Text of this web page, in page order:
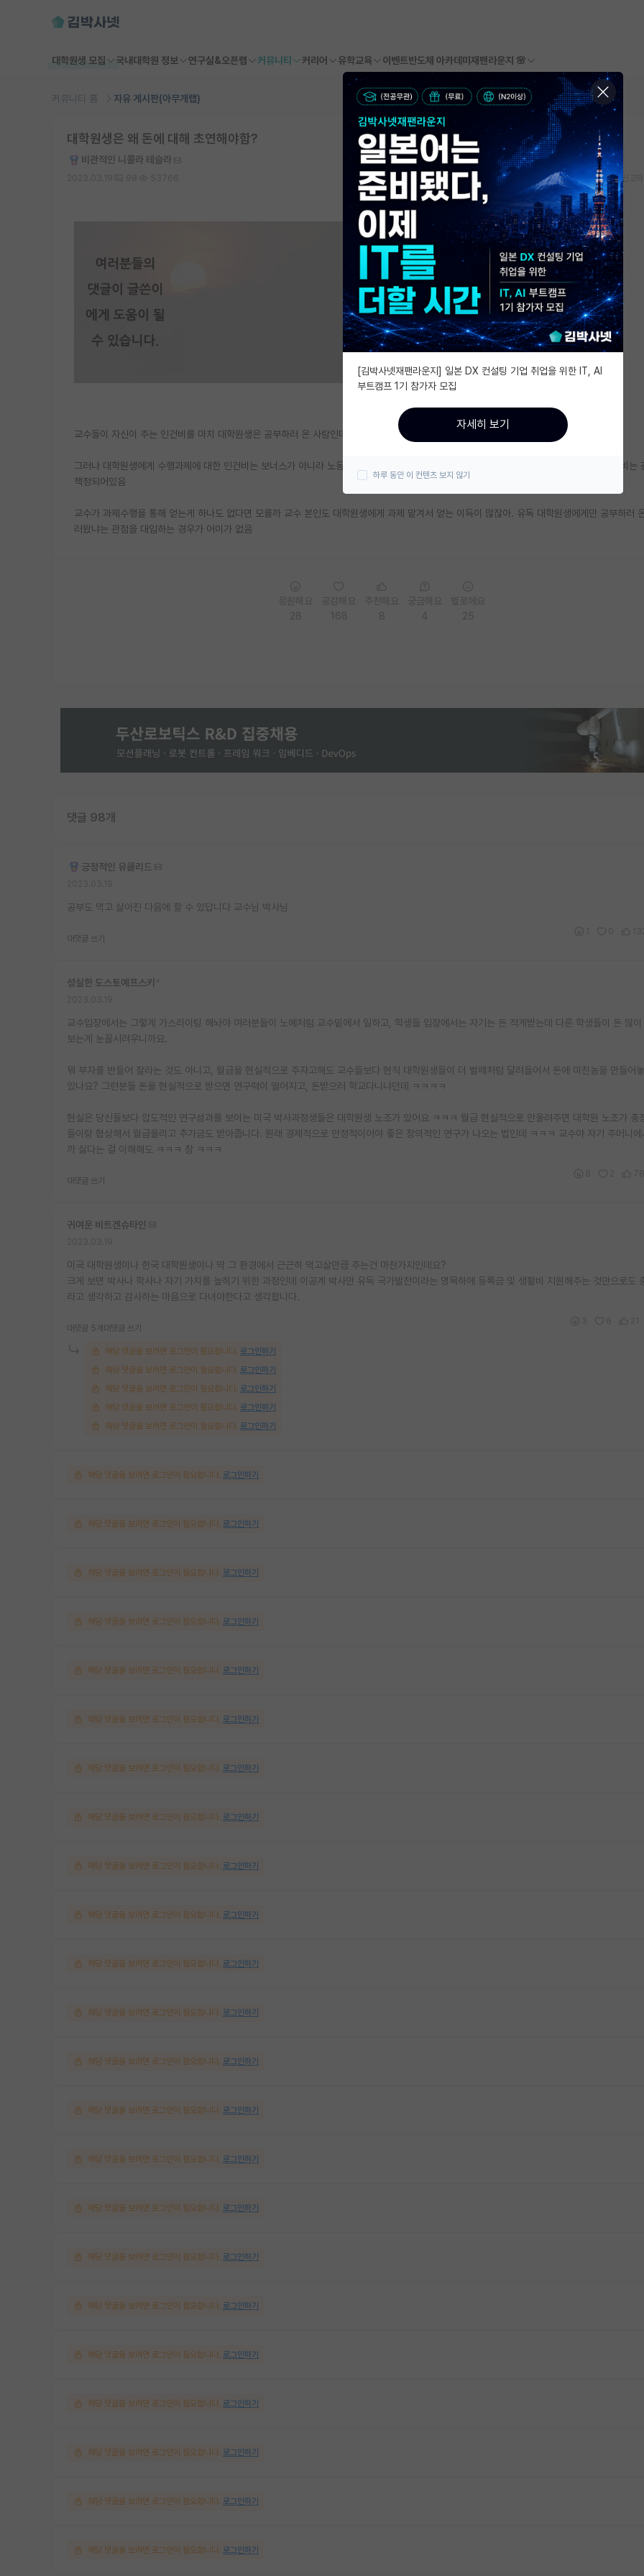
대학원생 모집 국내대학원 정보 연구실&오픈랩 커뮤니티 커리어 유학교육 이벤트반도체 아카데미 재팬라운지 🌸
커뮤니티 홈 자유 게시판(아무개랩)
대학원생은 왜 돈에 대해 초연해야함?
비관적인 니콜라 테슬라
스크랩 신고
교수들이 자신이 주는 인건비를 마치 대학원생은 공부하러 온 사람인데도 지급해주는 보너스같은 개념으로 생각하는 사람이 은근 많은 것 같음
그러나 대학원생에게 수행과제에 대한 인건비는 보너스가 아니라 노동의 대가로 당연히 받아야할 돈이고, 심지어 대학원생이라는 이유로 인건비는
책정되어있음
교수가 과제수행을 통해 얻는게 하나도 없다면 모를까 교수 본인도 대학원생에게 과제 맡겨서 얻는 이득이 많잖아. 유독 대학원생에게만 공부하러
러왔냐는 관점을 대입하는 경우가 어이가 없음
댓글 98개
긍정적인 유클리드
공부도 먹고 살아진 다음에 할 수 있답니다 교수님 박사님
대댓글 쓰기
성실한 도스토예프스키
교수입장에서는 그렇게 가스라이팅 해놔야 여러분들이 노예처럼 교수밑에서 일하고, 학생들 입장에서는 자기는 돈 적게받는데 다른 학생들이 돈 많
보는게 눈꼴시려우니까요.
뭐 부자를 반들어 잘라는 것도 아니고, 월급을 현실적으로 주자고해도 교수들보다 현직 대학원생들이 더 벌떼처럼 달려들어서 돈에 미친놈을 만들어
있나요? 그런분들 돈을 현실적으로 받으면 연구력이 떨어지고, 돈받으러 학교다니냐던데 ㅋㅋㅋㅋ
현실은 당신들보다 압도적인 연구성과를 보이는 미국 박사과정생들은 대학원생 노조가 있어요 ㅋㅋㅋ 월급 현실적으로 안올려주면 대학원 노조가 총
들이랑 협상해서 월급올리고 추가금도 받아줍니다. 원래 경제적으로 안정적이어야 좋은 창의적인 연구가 나오는 법인데 ㅋㅋㅋ 교수야 자기 주머니
까 싫다는 걸 이해해도 ㅋㅋㅋ 참 ㅋㅋㅋ
대댓글 쓰기
귀여운 비트겐슈타인
미국 대학원생이나 한국 대학원생이나 딱 그 환경에서 근근히 먹고살만큼 주는건 마찬가지인데요?
크게 보면 박사나 학사나 자기 가치를 높히기 위한 과정인데 이공계 박사만 유독 국가발전이라는 명목하에 등록금 및 생활비 지원해주는 것만으로도
라고 생각하고 감사하는 마음으로 다녀야한다고 생각합니다.
대댓글 5개 대댓글 쓰기
해당 댓글을 보려면 로그인이 필요합니다. 로그인하기
해당 댓글을 보려면 로그인이 필요합니다. 로그인하기
해당 댓글을 보려면 로그인이 필요합니다. 로그인하기
해당 댓글을 보려면 로그인이 필요합니다. 로그인하기
해당 댓글을 보려면 로그인이 필요합니다. 로그인하기
해당 댓글을 보려면 로그인이 필요합니다. 로그인하기
해당 댓글을 보려면 로그인이 필요합니다. 로그인하기
해당 댓글을 보려면 로그인이 필요합니다. 로그인하기
해당 댓글을 보려면 로그인이 필요합니다. 로그인하기
해당 댓글을 보려면 로그인이 필요합니다. 로그인하기
해당 댓글을 보려면 로그인이 필요합니다. 로그인하기
해당 댓글을 보려면 로그인이 필요합니다. 로그인하기
해당 댓글을 보려면 로그인이 필요합니다. 로그인하기
해당 댓글을 보려면 로그인이 필요합니다. 로그인하기
해당 댓글을 보려면 로그인이 필요합니다. 로그인하기
해당 댓글을 보려면 로그인이 필요합니다. 로그인하기
해당 댓글을 보려면 로그인이 필요합니다. 로그인하기
해당 댓글을 보려면 로그인이 필요합니다. 로그인하기
해당 댓글을 보려면 로그인이 필요합니다. 로그인하기
해당 댓글을 보려면 로그인이 필요합니다. 로그인하기
해당 댓글을 보려면 로그인이 필요합니다. 로그인하기
해당 댓글을 보려면 로그인이 필요합니다. 로그인하기
해당 댓글을 보려면 로그인이 필요합니다. 로그인하기
해당 댓글을 보려면 로그인이 필요합니다. 로그인하기
해당 댓글을 보려면 로그인이 필요합니다. 로그인하기
해당 댓글을 보려면 로그인이 필요합니다. 로그인하기
해당 댓글을 보려면 로그인이 필요합니다. 로그인하기
해당 댓글을 보려면 로그인이 필요합니다. 로그인하기
[김박사넷재팬라운지] 일본 DX 컨설팅 기업 취업을 위한 IT, AI
부트캠프 1기 참가자 모집
자세히 보기
하루 동안 이 컨텐츠 보지 않기